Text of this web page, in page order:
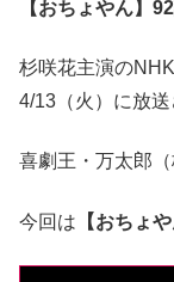
【おちょやん】
杉咲花主演の
4/13（火）に放送
喜劇王・万太郎
今回は 【おちょ